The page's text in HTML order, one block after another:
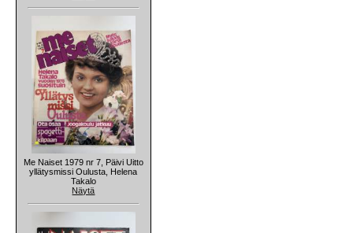
Me Naiset 1979 nr 7, Päivi Uitto
yllätysmissi Oulusta, Helena
Takalo
Näytä